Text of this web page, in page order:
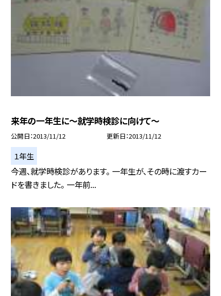
来年の一年生に〜就学時検診に向けて〜
公開日 2013/11/12 更新日 2013/11/12
１年生
今週、就学時検診があります。 一年生が、その時に渡すカー
ドを書きました。 一年前...